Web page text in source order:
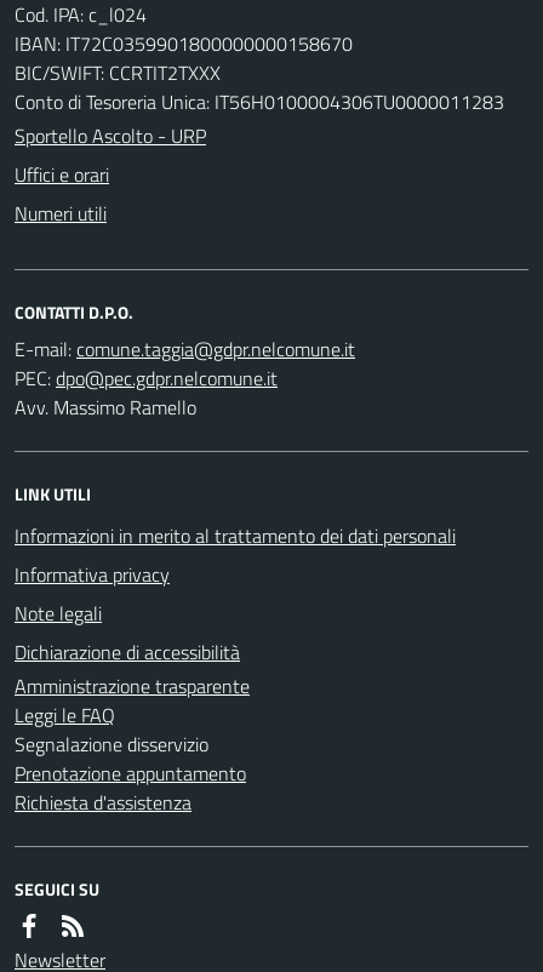
Cod. IPA: c_l024
IBAN: IT72C0359901800000000158670
BIC/SWIFT: CCRTIT2TXXX
Conto di Tesoreria Unica: IT56H0100004306TU0000011283
Sportello Ascolto - URP
Uffici e orari
Numeri utili
CONTATTI D.P.O.
E-mail:
PEC:
Avv. Massimo Ramello
LINK UTILI
Informazioni in merito al trattamento dei dati personali
Informativa privacy
Note legali
Dichiarazione di accessibilità
Amministrazione trasparente
Leggi le FAQ
Segnalazione disservizio
Prenotazione appuntamento
Richiesta d'assistenza
SEGUICI SU
Newsletter